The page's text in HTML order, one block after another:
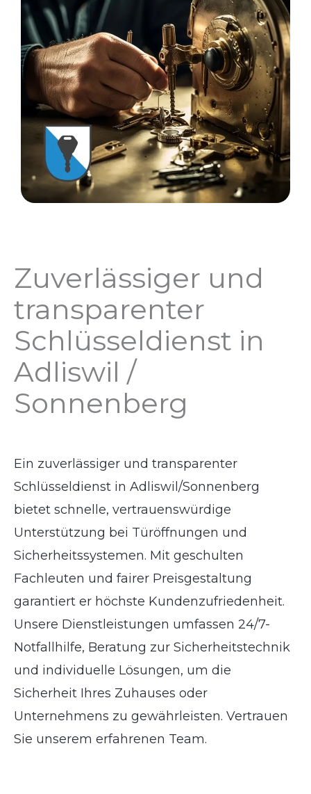
Zuverlässiger und
transparenter
Schlüsseldienst in
Adliswil /
Sonnenberg
Ein zuverlässiger und transparenter
Schlüsseldienst in Adliswil/Sonnenberg
bietet schnelle, vertrauenswürdige
Unterstützung bei Türöffnungen und
Sicherheitssystemen. Mit geschulten
Fachleuten und fairer Preisgestaltung
garantiert er höchste Kundenzufriedenheit.
Unsere Dienstleistungen umfassen 24/7-
Notfallhilfe, Beratung zur Sicherheitstechnik
und individuelle Lösungen, um die
Sicherheit Ihres Zuhauses oder
Unternehmens zu gewährleisten. Vertrauen
Sie unserem erfahrenen Team.